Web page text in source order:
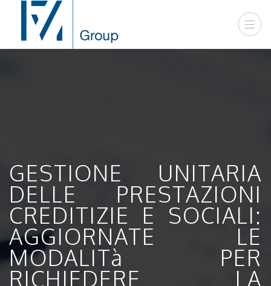
GESTIONE UNITARIA
DELLE PRESTAZIONI
CREDITIZIE E SOCIALI:
AGGIORNATE LE
MODALITà PER
RICHIEDERE LA